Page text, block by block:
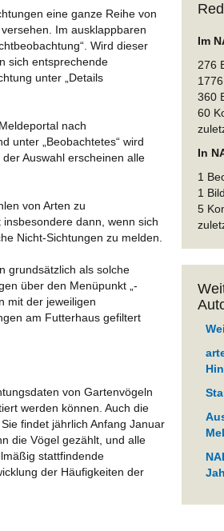
eine ganze Reihe von
Im ausklappbaren
Wird dieser
sich entsprechende
unter „Details
nach
unter „Beobachtetes“ wird
Auswahl erscheinen alle
von Arten zu
dann, wenn sich
Nicht-Sichtungen zu melden.
grundsätzlich als solche
über den Menüpunkt „-
mit der jeweiligen
am Futterhaus gefiltert
von Gartenvögeln
werden können. Auch die
findet jährlich Anfang Januar
die Vögel gezählt, und alle
stattfindende
der Häufigkeiten der
Im
276
360
60
In
1
1
5